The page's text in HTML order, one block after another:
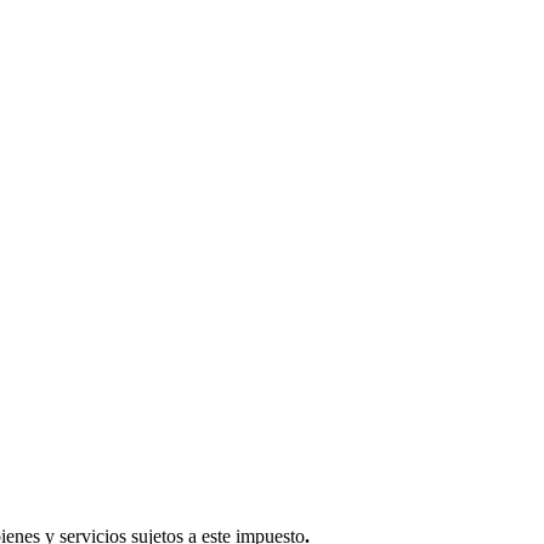
y servicios sujetos a este impuesto.